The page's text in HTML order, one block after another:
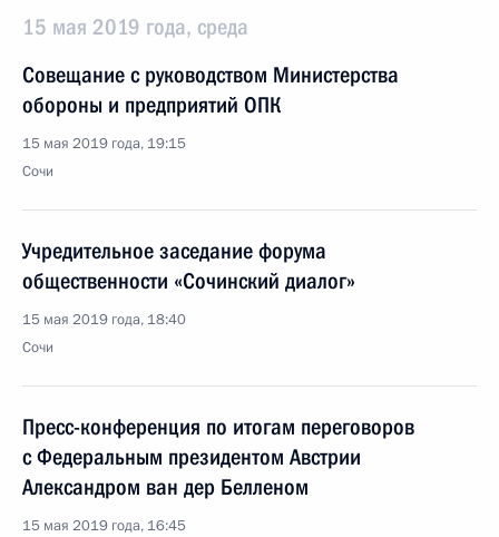
15 мая 2019 года, среда
Совещание с руководством Министерства
обороны и предприятий ОПК
15 мая 2019 года, 19:15
Сочи
Учредительное заседание форума
общественности «Сочинский диалог»
15 мая 2019 года, 18:40
Сочи
Пресс-конференция по итогам переговоров
с Федеральным президентом Австрии
Александром ван дер Белленом
15 мая 2019 года, 16:45